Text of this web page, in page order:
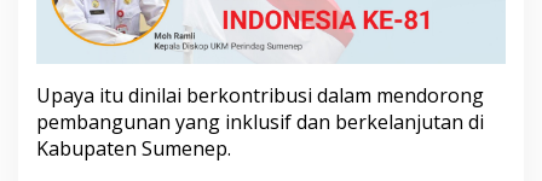
P
U
T
e
Upaya itu dinilai berkontribusi dalam mendorong
pembangunan yang inklusif dan berkelanjutan di
Kabupaten Sumenep.